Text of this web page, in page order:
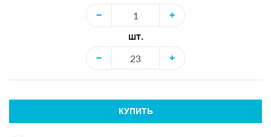
−
+
шт.
−
+
КУПИТЬ